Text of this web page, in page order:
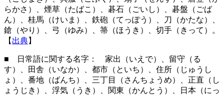
らかさ）、煙草（たばこ）、碁石（ごいし）、碁盤（ごば
ん）、桂馬（けいま）、鉄砲（てっぽう）、刀（かたな）、
鎗（やり）、弓（ゆみ）、箒（ほうき）、切手（きって）。
【 出典】
■ 日常語に関する名字： 家出（いえで）、留守（る
す）、田舎（いなか）、都市（といち）、住所（じゅうし
ょ）、番地（ばんち）、三丁目（さんちょうめ）、正直（し
ょうじき）、浮気（うき）、関東（かんとう）、日本（にっ